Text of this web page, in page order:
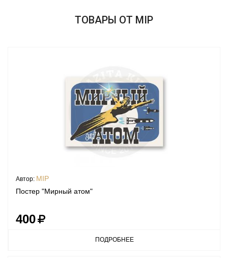
ТОВАРЫ ОТ MIP
Автор: MIP
Постер "Мирный атом"
400
ПОДРОБНЕЕ